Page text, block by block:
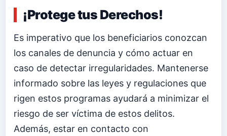
¡Protege tus Derechos!
Es imperativo que los beneficiarios conozcan
los canales de denuncia y cómo actuar en
caso de detectar irregularidades. Mantenerse
informado sobre las leyes y regulaciones que
rigen estos programas ayudará a minimizar el
riesgo de ser víctima de estos delitos.
Además, estar en contacto con